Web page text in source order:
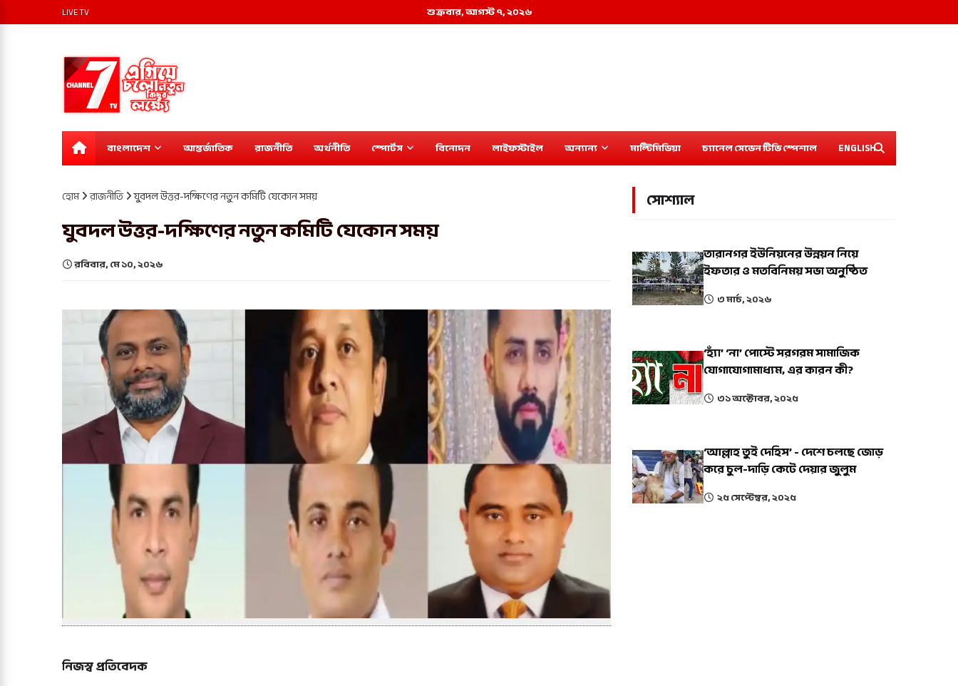
শুক্রবার, আগস্ট ৭, ২০২৬
LIVE TV
বাংলাদেশ আন্তর্জাতিক রাজনীতি অর্থনীতি স্পোর্টস বিনোদন লাইফস্টাইল অন্যান্য মাল্টিমিডিয়া চ্যানেল সেভেন টিভি স্পেশাল ENGLISH
হোম রাজনীতি যুবদল উত্তর-দক্ষিণের নতুন কমিটি যেকোন সময়
যুবদল উত্তর-দক্ষিণের নতুন কমিটি যেকোন সময়
রবিবার, মে ১০, ২০২৬
নিজস্ব প্রতিবেদক
সোশ্যাল
তারানগর ইউনিয়নের উন্নয়ন নিয়ে
ইফতার ও মতবিনিময় সভা অনুষ্ঠিত
৩ মার্চ, ২০২৬
‘হ্যাঁ’ ‘না’ পোস্টে সরগরম সামাজিক
যোগাযোগামাধ্যম, এর কারন কী?
৩১ অক্টোবর, ২০২৫
‘আল্লাহ তুই দেহিস’ - দেশে চলছে জোড়
করে চুল-দাড়ি কেটে দেয়ার জুলুম
২৫ সেপ্টেম্বর, ২০২৫